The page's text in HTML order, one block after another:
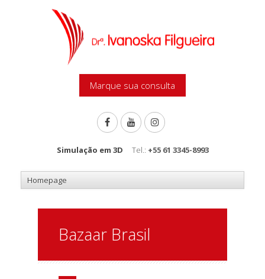
Marque sua consulta
Simulação em 3D Tel.: +55 61 3345-8993
Bazaar Brasil